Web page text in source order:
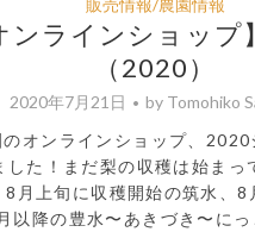
ンラインショップ
（2020）
2020年7月21日 by Tomohiko
オンラインショップ、2020
した！まだ梨の収穫は始まっ
8月上旬に収穫開始の筑水、8
以降の豊水〜あきづき〜に